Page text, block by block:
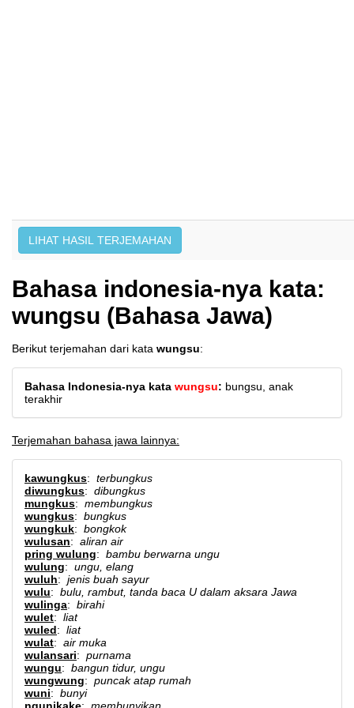
Bahasa indonesia-nya kata:
wungsu (Bahasa Jawa)
Berikut terjemahan dari kata wungsu:
Bahasa Indonesia-nya kata wungsu: bungsu, anak
terakhir
Terjemahan bahasa jawa lainnya:
kawungkus: terbungkus
diwungkus: dibungkus
mungkus: membungkus
wungkus: bungkus
wungkuk: bongkok
wulusan: aliran air
pring wulung: bambu berwarna ungu
wulung: ungu, elang
wuluh: jenis buah sayur
wulu: bulu, rambut, tanda baca U dalam aksara Jawa
wulinga: birahi
wulet: liat
wuled: liat
wulat: air muka
wulansari: purnama
wungu: bangun tidur, ungu
wungwung: puncak atap rumah
wuni: bunyi